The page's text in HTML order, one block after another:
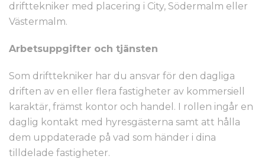
drifttekniker med placering i City, Södermalm eller
Västermalm.
Arbetsuppgifter och tjänsten
Som drifttekniker har du ansvar för den dagliga
driften av en eller flera fastigheter av kommersiell
karaktär, främst kontor och handel. I rollen ingår en
daglig kontakt med hyresgästerna samt att hålla
dem uppdaterade på vad som händer i dina
tilldelade fastigheter.